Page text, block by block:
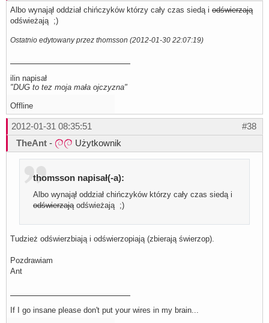
Albo wynajął oddział chińczyków którzy cały czas siedą i odświerzają
odświeżają ;)
Ostatnio edytowany przez thomsson (2012-01-30 22:07:19)
ilin napisał
"DUG to tez moja mała ojczyzna"
Offline
#38
2012-01-31 08:35:51
TheAnt - Użytkownik
thomsson napisał(-a):
Albo wynajął oddział chińczyków którzy cały czas siedą i
odświerzająodświeżają ;)
Tudzież odświerzbiają i odświerzopiają (zbierają świerzop).
Pozdrawiam
Ant
If I go insane please don't put your wires in my brain...